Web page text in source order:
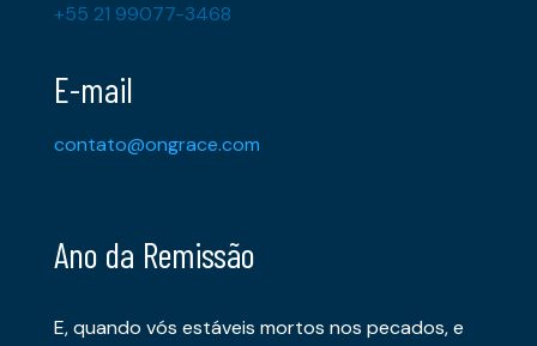
+55 21 99077-3468
E-mail
contato@ongrace.com
Ano da Remissão
E, quando vós estáveis mortos nos pecados, e